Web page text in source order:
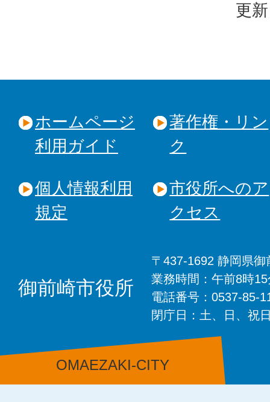
更
ホームページ
利用ガイド
著作権・リン
ク
個人情報利用
規定
市役所へのア
クセス
御前崎市役所
〒437-1692 静岡県
業務時間：午前8時
電話番号：0537-85-
閉庁日：土、日、祝
OMAEZAKI-CITY